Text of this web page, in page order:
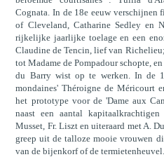
Cognata. In de 18e eeuw verschijnen
of Cleveland, Catharine Sedley en
rijkelijke jaarlijke toelage en een
Claudine de Tencin, lief van
tot Madame de Pompadour schopte,
du Barry wist op te werken. In de
mondaines' Théroigne de Méricourt
het prototype voor de 'Dame aux
naast een aantal
Musset, Fr. Liszt en uiteraard met A.
greep uit de talloze mooie vrouwen
van de bijenkorf of de termietenheuvel.